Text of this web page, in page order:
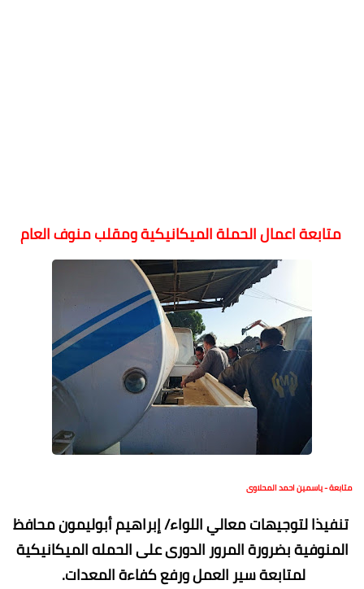
متابعة اعمال الحملة الميكانيكية ومقلب منوف العام
متابعة - ياسمين احمد المحلاوى
تنفيذا لتوجيهات معالي اللواء/ إبراهيم أبوليمون محافظ
المنوفية بضرورة المرور الدورى على الحمله الميكانيكية
لمتابعة سير العمل ورفع كفاءة المعدات.